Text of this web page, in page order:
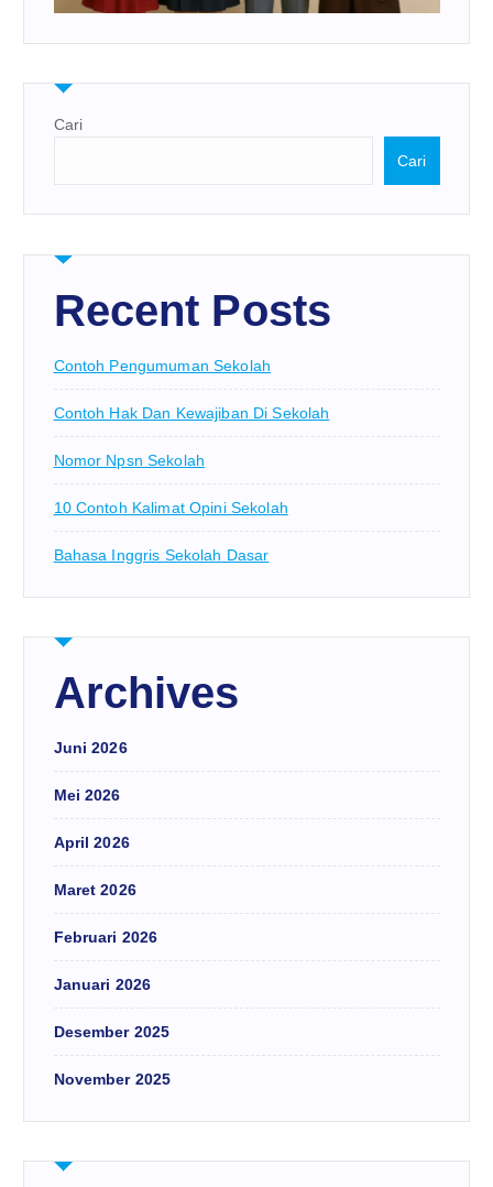
Cari
Cari
Recent Posts
Contoh Pengumuman Sekolah
Contoh Hak Dan Kewajiban Di Sekolah
Nomor Npsn Sekolah
10 Contoh Kalimat Opini Sekolah
Bahasa Inggris Sekolah Dasar
Archives
Juni 2026
Mei 2026
April 2026
Maret 2026
Februari 2026
Januari 2026
Desember 2025
November 2025